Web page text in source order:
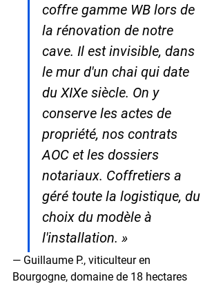
coffre gamme WB lors de
la rénovation de notre
cave. Il est invisible, dans
le mur d'un chai qui date
du XIXe siècle. On y
conserve les actes de
propriété, nos contrats
AOC et les dossiers
notariaux. Coffretiers a
géré toute la logistique, du
choix du modèle à
l'installation. »
— Guillaume P., viticulteur en
Bourgogne, domaine de 18 hectares